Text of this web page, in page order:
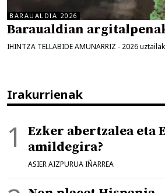
BARAUALDIA 2026
Baraualdian
IHINTZA TELLABIDE AMUNARRIZ - 2026
Irakurrienak
Ezker abertzalea eta
amildegira?
ASIER AIZPURUA IÑARREA